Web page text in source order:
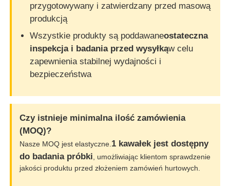
przygotowywany i zatwierdzany przed masową
produkcją
Wszystkie produkty są poddawaneostateczna
inspekcja i badania przed wysyłkąw celu
zapewnienia stabilnej wydajności i
bezpieczeństwa
Czy istnieje minimalna ilość zamówienia
(MOQ)?
Nasze MOQ jest elastyczne. 1 kawałek jest dostępny
do badania próbki , umożliwiając klientom sprawdzenie
jakości produktu przed złożeniem zamówień hurtowych.